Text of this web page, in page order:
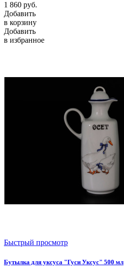
1 860 руб.
Добавить
в корзину
Добавить
в избранное
Быстрый просмотр
Бутылка для уксуса "Гуси Уксус" 500 мл